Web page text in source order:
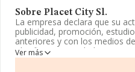
Sobre Placet City Sl.
La empresa declara que su
publicidad, promoción,
anteriores y con los medios
Clasifica su actividad CNAE
exportación.
Ver más